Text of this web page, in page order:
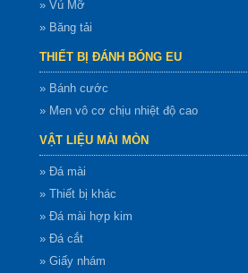
» Vú Mỡ
» Băng tải
THIẾT BỊ ĐÁNH BÓNG EU
» Bánh cước
» Men vô cơ chịu nhiệt độ cao
VẬT LIỆU MÀI MÒN
» Đá mài
» Thiết bị khác
» Đá mài hợp kim
» Đá cắt
» Giấy nhám